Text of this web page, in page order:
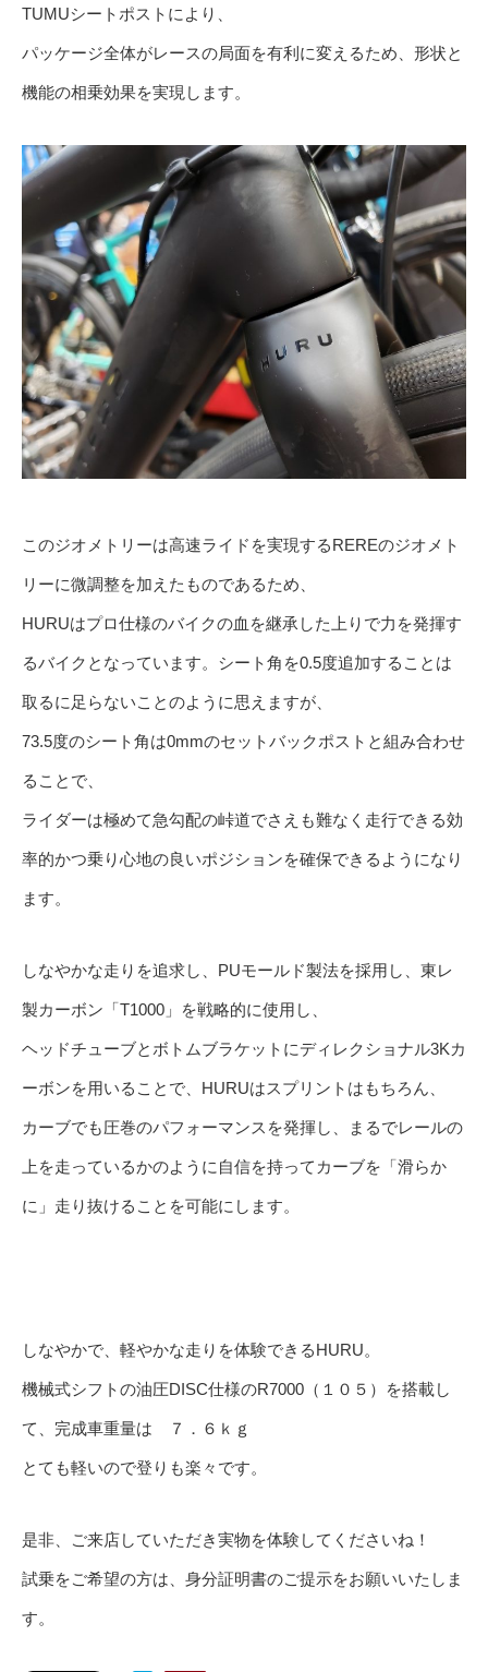
TUMUシートポストにより、
パッケージ全体がレースの局面を有利に変えるため、形状と
機能の相乗効果を実現します。
このジオメトリーは高速ライドを実現するREREのジオメト
リーに微調整を加えたものであるため、
HURUはプロ仕様のバイクの血を継承した上りで力を発揮す
るバイクとなっています。シート角を0.5度追加することは
取るに足らないことのように思えますが、
73.5度のシート角は0mmのセットバックポストと組み合わせ
ることで、
ライダーは極めて急勾配の峠道でさえも難なく走行できる効
率的かつ乗り心地の良いポジションを確保できるようになり
ます。
しなやかな走りを追求し、PUモールド製法を採用し、東レ
製カーボン「T1000」を戦略的に使用し、
ヘッドチューブとボトムブラケットにディレクショナル3Kカ
ーボンを用いることで、HURUはスプリントはもちろん、
カーブでも圧巻のパフォーマンスを発揮し、まるでレールの
上を走っているかのように自信を持ってカーブを「滑らか
に」走り抜けることを可能にします。
しなやかで、軽やかな走りを体験できるHURU。
機械式シフトの油圧DISC仕様のR7000（１０５）を搭載し
て、完成車重量は ７．６ｋｇ
とても軽いので登りも楽々です。
是非、ご来店していただき実物を体験してくださいね！
試乗をご希望の方は、身分証明書のご提示をお願いいたしま
す。